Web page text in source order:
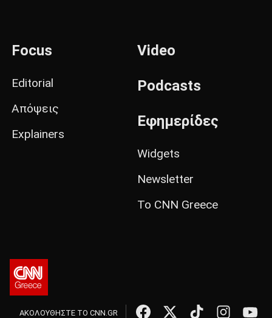
Focus
Editorial
Απόψεις
Explainers
Video
Podcasts
Εφημερίδες
Widgets
Newsletter
Το CNN Greece
ΑΚΟΛΟΥΘΗΣΤΕ ΤΟ CNN.GR